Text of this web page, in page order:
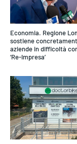
Economia. Regione
sostiene
aziende in difficoltà
‘Re-Impresa’